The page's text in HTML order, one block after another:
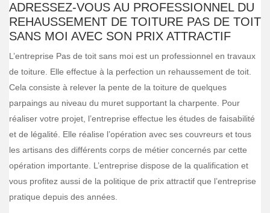
ADRESSEZ-VOUS AU PROFESSIONNEL DU
REHAUSSEMENT DE TOITURE PAS DE TOIT
SANS MOI AVEC SON PRIX ATTRACTIF
L’entreprise Pas de toit sans moi est un professionnel en travaux
de toiture. Elle effectue à la perfection un rehaussement de toit.
Cela consiste à relever la pente de la toiture de quelques
parpaings au niveau du muret supportant la charpente. Pour
réaliser votre projet, l’entreprise effectue les études de faisabilité
et de légalité. Elle réalise l’opération avec ses couvreurs et tous
les artisans des différents corps de métier concernés par cette
opération importante. L’entreprise dispose de la qualification et
vous profitez aussi de la politique de prix attractif que l’entreprise
pratique depuis des années.